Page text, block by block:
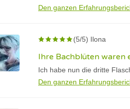
Den ganzen
(5/5) Ilona
Ihre Bachblüten waren
Ich habe nun die dritte
Den ganzen